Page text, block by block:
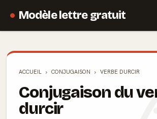
Modèle lettre gratuit
ACCUEIL CONJUGAISON VERBE DURCIR
Conjugaison du
durcir